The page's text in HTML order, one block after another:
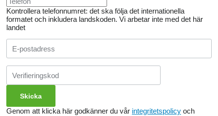
Kontrollera telefonnumret: det ska följa det internationella
formatet och inkludera landskoden. Vi arbetar inte med det här
landet
Genom att klicka här godkänner du vår integritetspolicy och